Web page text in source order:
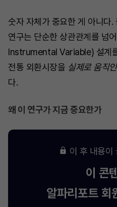
숫자 자체가 중요한 게 아니다.
연구는 단순한 상관관계를 넘
Instrumental Variable) 설계
전통 외환시장을 실제로 움직
다.
왜 이 연구가 지금 중요한가
이 후 내용이
이 콘
알파리포트 회